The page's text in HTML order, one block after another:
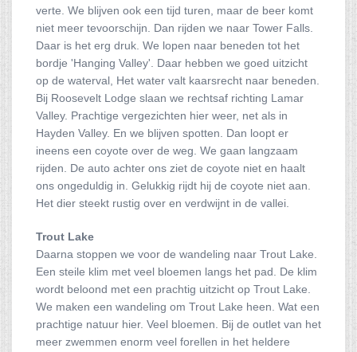
verte. We blijven ook een tijd turen, maar de beer komt
niet meer tevoorschijn. Dan rijden we naar Tower Falls.
Daar is het erg druk. We lopen naar beneden tot het
bordje 'Hanging Valley'. Daar hebben we goed uitzicht
op de waterval, Het water valt kaarsrecht naar beneden.
Bij Roosevelt Lodge slaan we rechtsaf richting Lamar
Valley. Prachtige vergezichten hier weer, net als in
Hayden Valley. En we blijven spotten. Dan loopt er
ineens een coyote over de weg. We gaan langzaam
rijden. De auto achter ons ziet de coyote niet en haalt
ons ongeduldig in. Gelukkig rijdt hij de coyote niet aan.
Het dier steekt rustig over en verdwijnt in de vallei.
Trout Lake
Daarna stoppen we voor de wandeling naar Trout Lake.
Een steile klim met veel bloemen langs het pad. De klim
wordt beloond met een prachtig uitzicht op Trout Lake.
We maken een wandeling om Trout Lake heen. Wat een
prachtige natuur hier. Veel bloemen. Bij de outlet van het
meer zwemmen enorm veel forellen in het heldere